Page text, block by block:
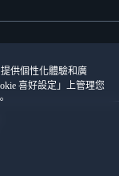
供個性化體驗和廣
喜好設定」上管理您